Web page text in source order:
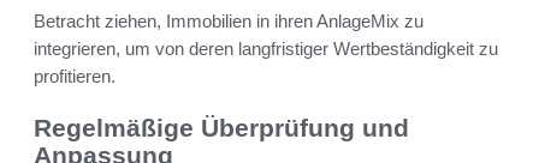
Betracht ziehen, Immobilien in ihren AnlageMix zu
integrieren, um von deren langfristiger Wertbeständigkeit zu
profitieren.
Regelmäßige Überprüfung und
Anpassung